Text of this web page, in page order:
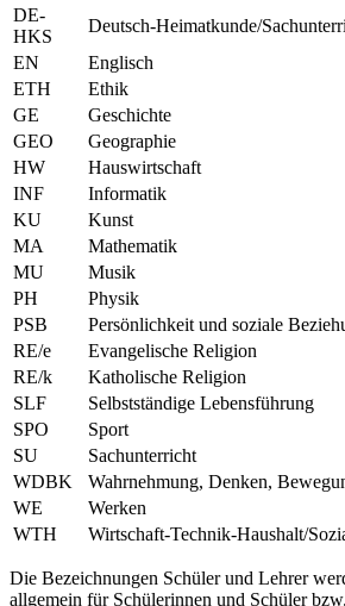
DE-
HKS
Deutsch-Heimatkunde/
EN
Englisch
ETH
Ethik
GE
Geschichte
GEO
Geographie
HW
Hauswirtschaft
INF
Informatik
KU
Kunst
MA
Mathematik
MU
Musik
PH
Physik
PSB
Persönlichkeit und soziale
RE/e
Evangelische Religion
RE/k
Katholische Religion
SLF
Selbstständige Lebensführung
SPO
Sport
SU
Sachunterricht
WDBK
Wahrnehmung, Denken,
WE
Werken
WTH
Wirtschaft-Technik-Haushalt/
Die Bezeichnungen Schüler und Lehrer
allgemein für Schülerinnen und Schüler